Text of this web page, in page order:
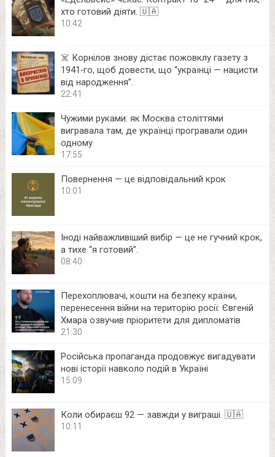
хто готовий діяти. 🇺🇦
10:42
☠️ Корнілов знову дістає пожовклу газету з
1941‑го, щоб довести, що “українці — нацисти
від народження”.
22:41
Чужими руками: як Москва століттями
вигравала там, де українці програвали один
одному
17:55
Повернення — це відповідальний крок
10:01
Іноді найважливіший вибір — це не гучний крок,
а тихе “я готовий”.
08:40
Перехоплювачі, кошти на безпеку країни,
перенесення війни на територію росії: Євгеній
Хмара озвучив пріоритети для дипломатів
21:30
Російська пропаганда продовжує вигадувати
нові історії навколо подій в Україні
15:09
Коли обираєш 92 — завжди у виграші. 🇺🇦
10:11